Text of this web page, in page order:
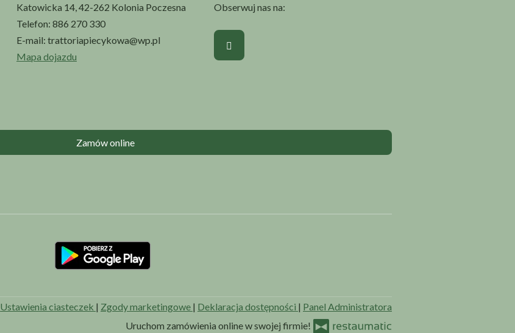
Katowicka 14, 42-262 Kolonia Poczesna
Telefon: 886 270 330
E-mail: trattoriapiecykowa@wp.pl
Mapa dojazdu
Obserwuj nas na:
Zamów online
Ustawienia ciasteczek | Zgody marketingowe | Deklaracja dostępności | Panel Administratora
Uruchom zamówienia online w swojej firmie!